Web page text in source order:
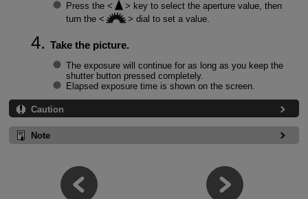
Press the
key to select the aperture value, then
turn the
dial to set a value.
Take the picture.
The exposure will continue for as long as you keep the
shutter button pressed completely.
Elapsed exposure time is shown on the screen.
Caution
Note